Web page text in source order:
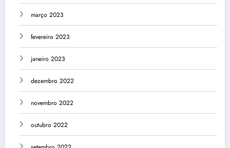
março 2023
fevereiro 2023
janeiro 2023
dezembro 2022
novembro 2022
outubro 2022